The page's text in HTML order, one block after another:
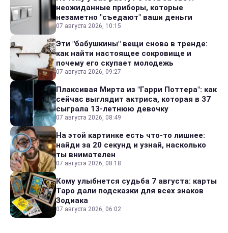
неожиданные приборы, которые
незаметно "съедают" ваши деньги
07 августа 2026, 10:15
Эти "бабушкины" вещи снова в тренде:
как найти настоящее сокровище и
почему его скупает молодежь
07 августа 2026, 09:27
Плаксивая Мирта из "Гарри Поттера": как
сейчас выглядит актриса, которая в 37
сыграла 13-летнюю девочку
07 августа 2026, 08:49
На этой картинке есть что-то лишнее:
найди за 20 секунд и узнай, насколько
ты внимателен
07 августа 2026, 08:18
Кому улыбнется судьба 7 августа: карты
Таро дали подсказки для всех знаков
Зодиака
07 августа 2026, 06:02